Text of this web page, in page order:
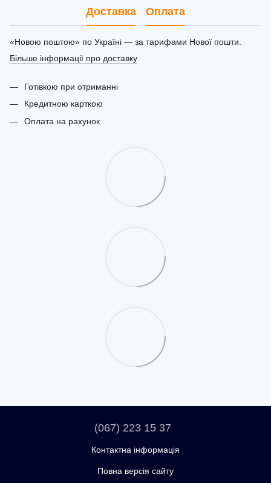
Доставка Оплата
«Новою поштою» по Україні — за тарифами Нової пошти.
Більше інформації про доставку
Готівкою при отриманні
Кредитною карткою
Оплата на рахунок
(067) 223 15 37
Контактна інформація
Повна версія сайту